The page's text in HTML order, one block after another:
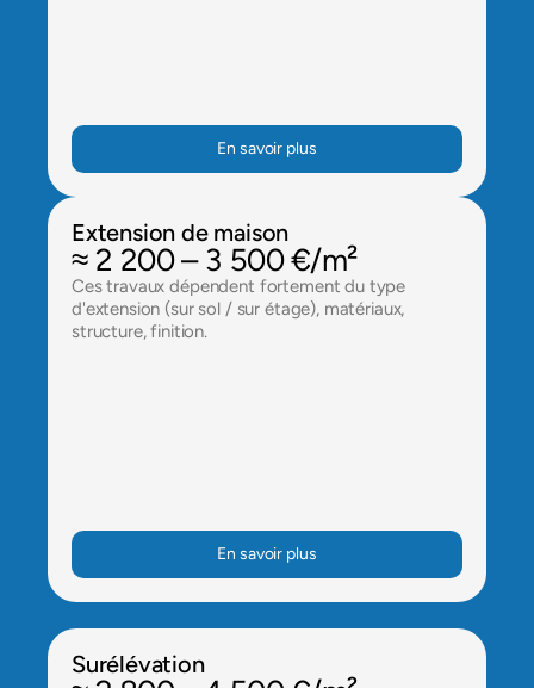
En savoir plus
Extension de maison
≈ 2 200 – 3 500 €/m²
Ces travaux dépendent fortement du type
d'extension (sur sol / sur étage), matériaux,
structure, finition.
En savoir plus
Surélévation